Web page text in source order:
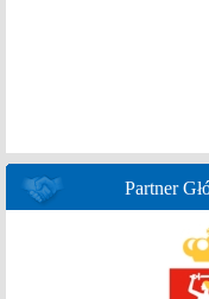
Partner